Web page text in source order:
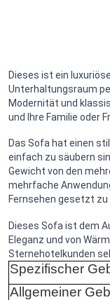
Dieses ist ein
Unterhaltungsraum
Modernität und
und Ihre Familie oder
Das Sofa hat einen
einfach zu säubern
Gewicht von den
mehrfache
Fernsehen gesetzt zu
Dieses Sofa ist dem
Eleganz und von
Sternehotelkunden
Spezifischer
Allgemeiner